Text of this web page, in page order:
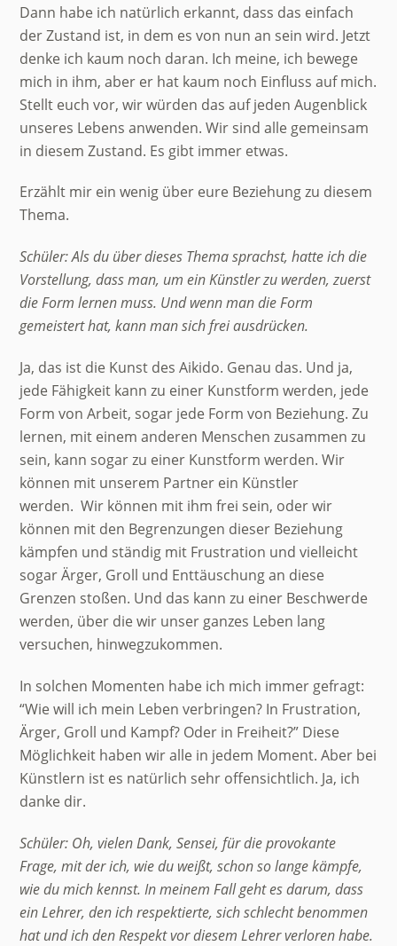
Dann habe ich natürlich erkannt, dass das einfach
der Zustand ist, in dem es von nun an sein wird. Jetzt
denke ich kaum noch daran. Ich meine, ich bewege
mich in ihm, aber er hat kaum noch Einfluss auf mich.
Stellt euch vor, wir würden das auf jeden Augenblick
unseres Lebens anwenden. Wir sind alle gemeinsam
in diesem Zustand. Es gibt immer etwas.
Erzählt mir ein wenig über eure Beziehung zu diesem
Thema.
Schüler: Als du über dieses Thema sprachst, hatte ich die
Vorstellung, dass man, um ein Künstler zu werden, zuerst
die Form lernen muss. Und wenn man die Form
gemeistert hat, kann man sich frei ausdrücken.
Ja, das ist die Kunst des Aikido. Genau das. Und ja,
jede Fähigkeit kann zu einer Kunstform werden, jede
Form von Arbeit, sogar jede Form von Beziehung. Zu
lernen, mit einem anderen Menschen zusammen zu
sein, kann sogar zu einer Kunstform werden. Wir
können mit unserem Partner ein Künstler
werden. Wir können mit ihm frei sein, oder wir
können mit den Begrenzungen dieser Beziehung
kämpfen und ständig mit Frustration und vielleicht
sogar Ärger, Groll und Enttäuschung an diese
Grenzen stoßen. Und das kann zu einer Beschwerde
werden, über die wir unser ganzes Leben lang
versuchen, hinwegzukommen.
In solchen Momenten habe ich mich immer gefragt:
“Wie will ich mein Leben verbringen? In Frustration,
Ärger, Groll und Kampf? Oder in Freiheit?” Diese
Möglichkeit haben wir alle in jedem Moment. Aber bei
Künstlern ist es natürlich sehr offensichtlich. Ja, ich
danke dir.
Schüler: Oh, vielen Dank, Sensei, für die provokante
Frage, mit der ich, wie du weißt, schon so lange kämpfe,
wie du mich kennst. In meinem Fall geht es darum, dass
ein Lehrer, den ich respektierte, sich schlecht benommen
hat und ich den Respekt vor diesem Lehrer verloren habe.